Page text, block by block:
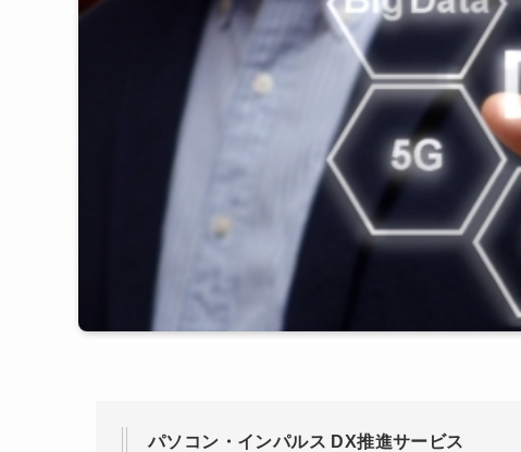
パソコン・インパルス DX推進サービス